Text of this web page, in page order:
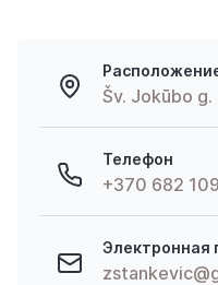
Šv. Jokūbo g.
Телефон
+370 682
Электронная